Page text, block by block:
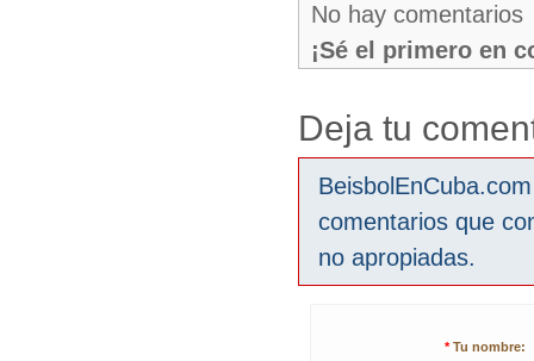
No hay comentarios
¡Sé el primero en
Deja tu
comentarios que
no apropiadas.
* Tu nombre: